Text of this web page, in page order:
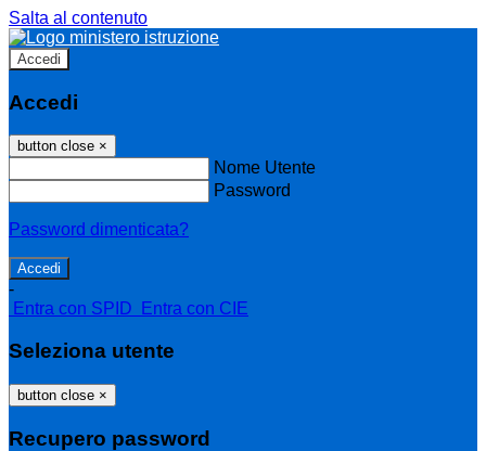
Salta al contenuto
Accedi
Accedi
button close ×
Nome Utente
Password
Password dimenticata?
-
Entra con SPID
Entra con CIE
Seleziona utente
button close ×
Recupero password